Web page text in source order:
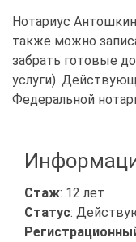
Нотариус
также можно
забрать готовые
услуги).
Федеральной
Стаж: 12 лет
Статус: